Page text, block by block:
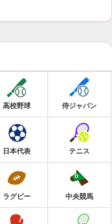
高校野球 侍ジャパン
日本代表 テニス
ラグビー 中央競馬